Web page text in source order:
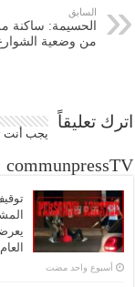
السابق
الحسيمة: ساكنة
من وضعية الشوارع
اترك تعليقاً
يجب أنت
communpressTV
‏أسبوع واحد مضت